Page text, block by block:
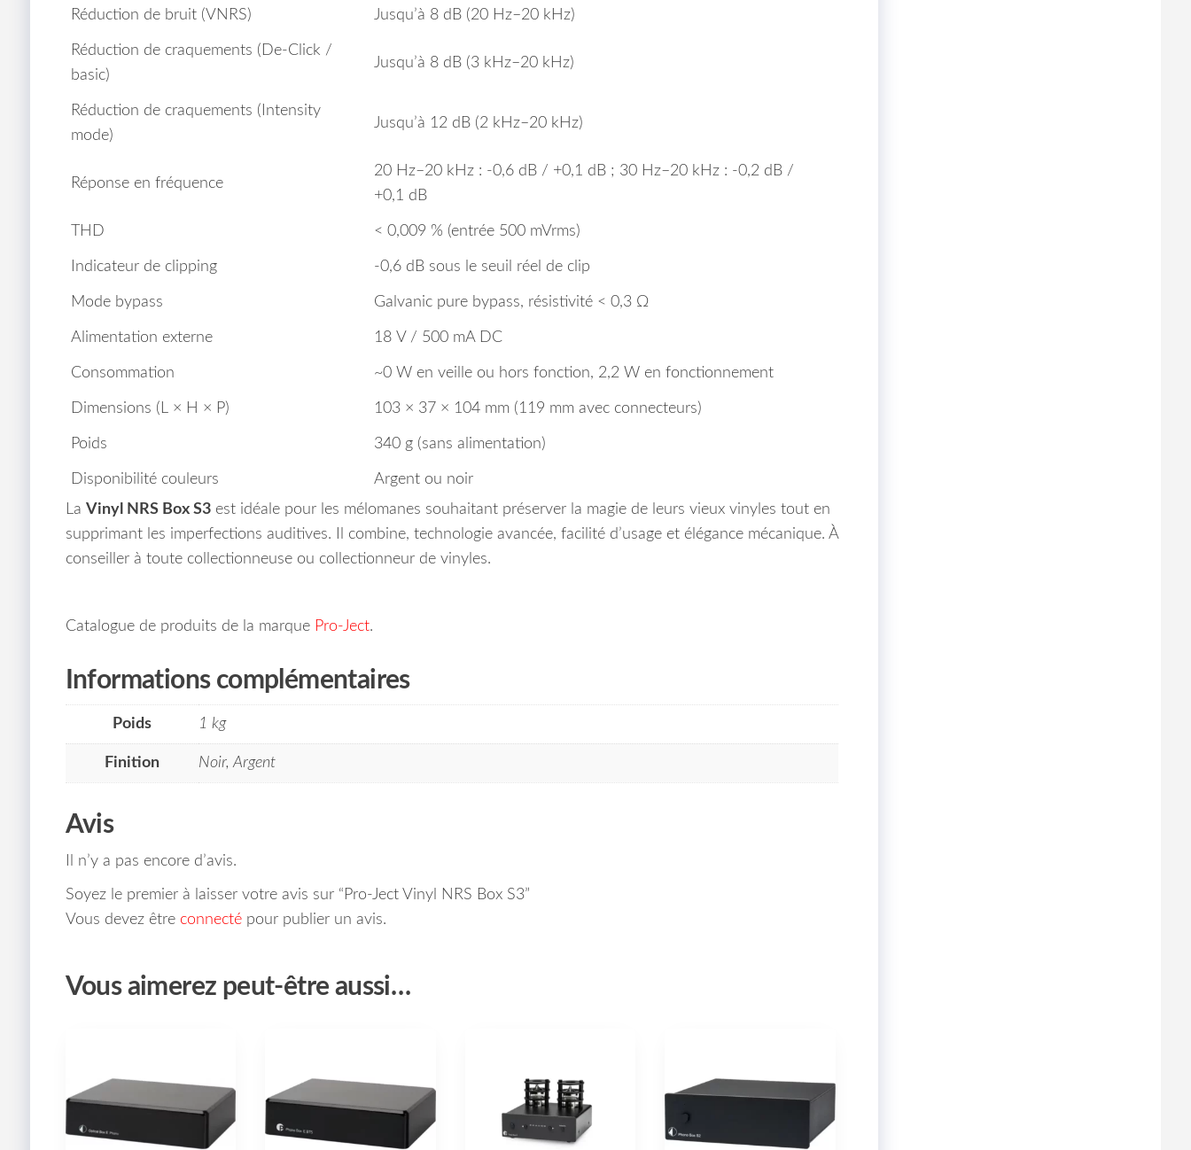
Réduction de bruit (VNRS) Jusqu’à 8 dB (20 Hz–20 kHz)
Réduction de craquements (De‑Click /
basic)
Jusqu’à 8 dB (3 kHz–20 kHz)
Réduction de craquements (Intensity
mode)
Jusqu’à 12 dB (2 kHz–20 kHz)
Réponse en fréquence
20 Hz–20 kHz : -0,6 dB / +0,1 dB ; 30 Hz–20 kHz : -0,2 dB /
+0,1 dB
THD < 0,009 % (entrée 500 mVrms)
Indicateur de clipping -0,6 dB sous le seuil réel de clip
Mode bypass Galvanic pure bypass, résistivité < 0,3 Ω
Alimentation externe 18 V / 500 mA DC
Consommation ~0 W en veille ou hors fonction, 2,2 W en fonctionnement
Dimensions (L × H × P) 103 × 37 × 104 mm (119 mm avec connecteurs)
Poids 340 g (sans alimentation)
Disponibilité couleurs
Argent ou noir
La Vinyl NRS Box S3est idéale pour les mélomanes souhaitant préserver la magie de leurs vieux vinyles tout en
supprimant les imperfections auditives. Il combine, technologie avancée, facilité d’usage et élégance mécanique. À
conseiller à toute collectionneuse ou collectionneur de vinyles.
Catalogue de produits de la marque Pro-Ject.
Informations complémentaires
Poids 1 kg
Finition Noir, Argent
Avis
Il n’y a pas encore d’avis.
Soyez le premier à laisser votre avis sur “Pro-Ject Vinyl NRS Box S3”
Vous devez être connectépour publier un avis.
Vous aimerez peut-être aussi…